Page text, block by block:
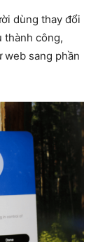
dùng thay đổi
thành công,
web sang phần